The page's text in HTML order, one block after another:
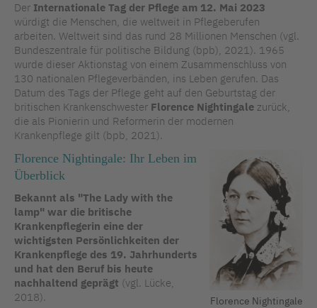
Der Internationale Tag der Pflege am 12. Mai 2023
würdigt die Menschen, die weltweit in Pflegeberufen
arbeiten. Weltweit sind das rund 28 Millionen Menschen (vgl.
Bundeszentrale für politische Bildung (bpb), 2021). 1965
wurde dieser Aktionstag von einem Zusammenschluss von
130 nationalen Pflegeverbänden, ins Leben gerufen. Das
Datum des Tags der Pflege geht auf den Geburtstag der
britischen Krankenschwester Florence Nightingale zurück,
die als Pionierin und Reformerin der modernen
Krankenpflege gilt (bpb, 2021).
Florence Nightingale
Florence Nightingale: Ihr Leben im
Überblick
Bekannt als "The Lady with the
lamp" war die britische
Krankenpflegerin eine der
wichtigsten Persönlichkeiten der
Krankenpflege des 19. Jahrhunderts
und hat den Beruf bis heute
nachhaltend geprägt (vgl. Lücke,
2018).